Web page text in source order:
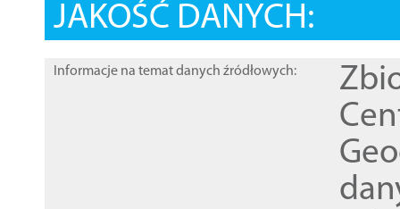
JAKOŚĆ DANYCH:
Informacje na temat danych źródłowych: